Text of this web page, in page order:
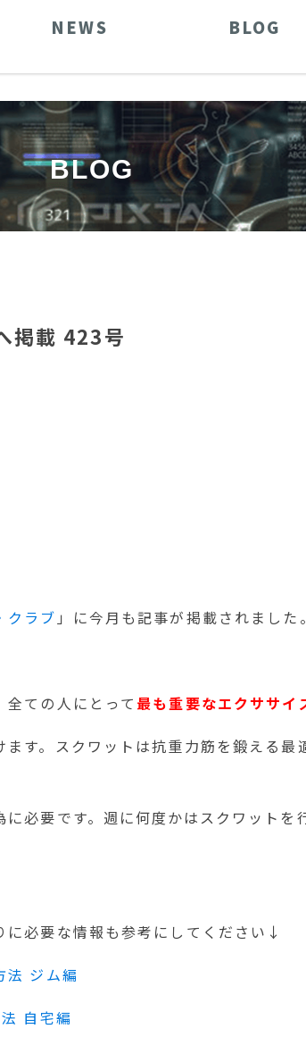
NEWS BLOG
BLOG
掲載 423号
クラブ 」に今月も記事が掲載されました。
ての人にとって 最も重要なエクササイ
す。スクワットは抗重力筋を鍛える最
必要です。週に何度かはスクワットを
必要な情報も参考にしてください↓
法 ジム編
自宅編